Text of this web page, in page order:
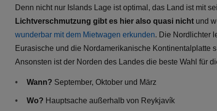
Denn nicht nur Islands Lage ist optimal, das Land ist mit
Lichtverschmutzung gibt es hier also quasi nicht und
wunderbar mit dem Mietwagen erkunden. Die Nordlichter
Eurasische und die Nordamerikanische Kontinentalplatte
Ansonsten ist der Norden des Landes die beste Wahl für
Wann? September, Oktober und März
Wo? Hauptsache außerhalb von Reykjavík